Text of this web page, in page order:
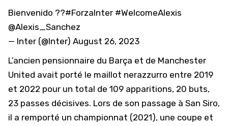
Bienvenido ??#ForzaInter #WelcomeAlexis
@Alexis_Sanchez
— Inter (@Inter) August 26, 2023
L’ancien pensionnaire du Barça et de Manchester
United avait porté le maillot nerazzurro entre 2019
et 2022 pour un total de 109 apparitions, 20 buts,
23 passes décisives. Lors de son passage à San Siro,
il a remporté un championnat (2021), une coupe et